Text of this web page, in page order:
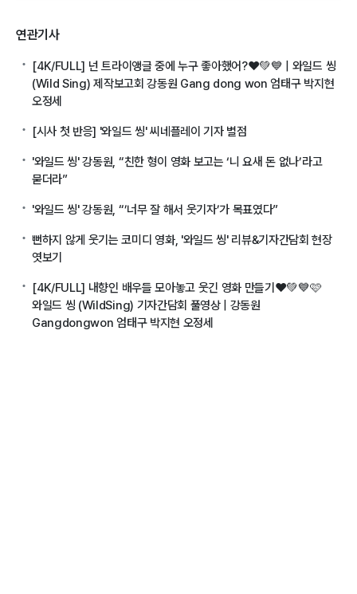
연관기사
[4K/FULL] 넌 트라이앵글 중에 누구 좋아했어?❤️💚💙 | 와일드 씽
(Wild Sing) 제작보고회 강동원 Gang dong won 엄태구 박지현
오정세
[시사 첫 반응] '와일드 씽' 씨네플레이 기자 별점
'와일드 씽' 강동원, “친한 형이 영화 보고는 ‘니 요새 돈 없나’라고
묻더라”
'와일드 씽' 강동원, “’너무 잘 해서 웃기자’가 목표였다”
뻔하지 않게 웃기는 코미디 영화, '와일드 씽' 리뷰&기자간담회 현장
엿보기
[4K/FULL] 내향인 배우들 모아놓고 웃긴 영화 만들기❤️💚💙🩷
와일드 씽 (WildSing) 기자간담회 풀영상 | 강동원
Gangdongwon 엄태구 박지현 오정세